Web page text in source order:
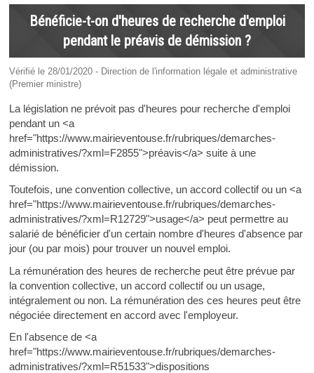
Bénéficie-t-on d'heures de recherche d'emploi
pendant le préavis de démission ?
Vérifié le 28/01/2020 - Direction de l'information légale et administrative
(Premier ministre)
La législation ne prévoit pas d'heures pour recherche d'emploi
pendant un <a
href="https://www.mairieventouse.fr/rubriques/demarches-
administratives/?xml=F2855">préavis</a> suite à une
démission.
Toutefois, une convention collective, un accord collectif ou un <a
href="https://www.mairieventouse.fr/rubriques/demarches-
administratives/?xml=R12729">usage</a> peut permettre au
salarié de bénéficier d'un certain nombre d'heures d'absence par
jour (ou par mois) pour trouver un nouvel emploi.
La rémunération des heures de recherche peut être prévue par
la convention collective, un accord collectif ou un usage,
intégralement ou non. La rémunération des ces heures peut être
négociée directement en accord avec l'employeur.
En l'absence de <a
href="https://www.mairieventouse.fr/rubriques/demarches-
administratives/?xml=R51533">dispositions